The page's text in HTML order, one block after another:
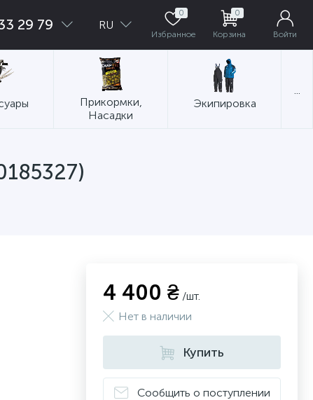
29 79 RU
0
Избранное
0
Корзина Войти
Прикормки,
Насадки
Экипировка
4 400 ₴ /шт.
Нет в наличии
Купить
Сообщить о поступлении